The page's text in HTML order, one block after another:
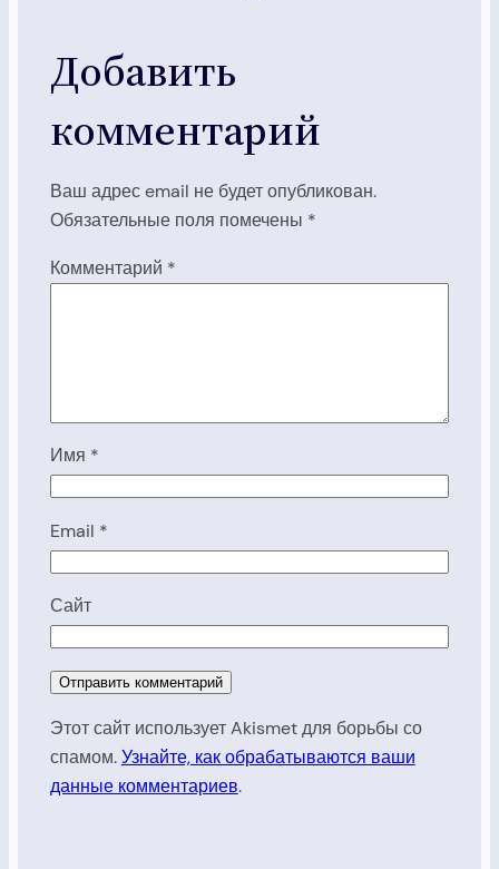
Добавить
комментарий
Ваш адрес email не будет опубликован.
Обязательные поля помечены *
Комментарий *
Имя *
Email *
Сайт
Этот сайт использует Akismet для борьбы со
спамом.Узнайте, как обрабатываются ваши
данные комментариев.